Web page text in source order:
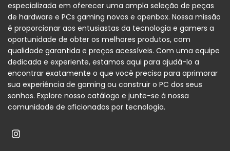
especializada em oferecer uma ampla seleção de peças
de hardware e PCs gaming novos e openbox. Nossa missão
é proporcionar aos entusiastas da tecnologia e gamers a
oportunidade de obter os melhores produtos, com
qualidade garantida e preços acessíveis. Com uma equipe
dedicada e experiente, estamos aqui para ajudá-lo a
encontrar exatamente o que você precisa para aprimorar
sua experiência de gaming ou construir o PC dos seus
sonhos. Explore nosso catálogo e junte-se à nossa
comunidade de aficionados por tecnologia.